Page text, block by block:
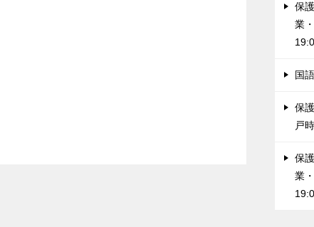
保
業
国
保
戸
保
業